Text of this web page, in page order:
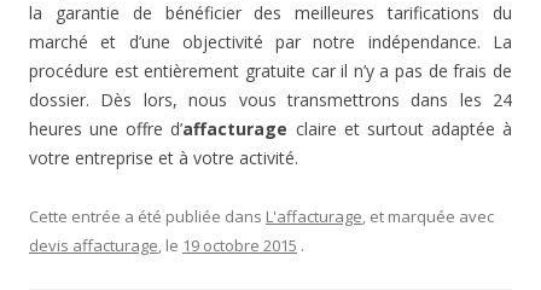
la garantie de bénéficier des meilleures tarifications du
marché et d’une objectivité par notre indépendance. La
procédure est entièrement gratuite car il n’y a pas de frais de
dossier. Dès lors, nous vous transmettrons dans les 24
heures une offre d’affacturage claire et surtout adaptée à
votre entreprise et à votre activité.
Cette entrée a été publiée dans L'affacturage, et marquée avec
devis affacturage, le 19 octobre 2015 .